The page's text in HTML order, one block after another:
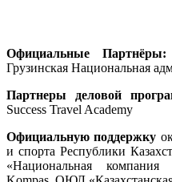
Официальные
Грузинская Национальная
Партнеры деловой
Success Travel Academy
Официальную поддержку
и спорта Республики
«Национальная